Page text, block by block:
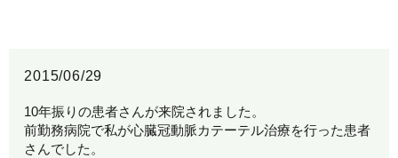
2015/06/29
10年振りの患者さんが来院されました。
前勤務病院で私が心臓冠動脈カテーテル治療を行った患者
さんでした。